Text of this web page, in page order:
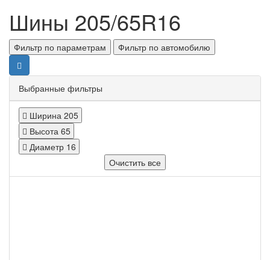
Шины 205/65R16
Фильтр по параметрам Фильтр по автомобилю
Выбранные фильтры
Ширина 205
Высота 65
Диаметр 16
Очистить все